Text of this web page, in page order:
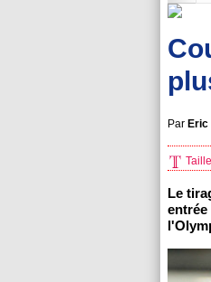
Par
Le